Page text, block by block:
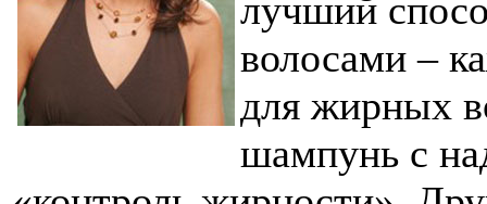
лучший
волосами –
для жирных
шампунь с